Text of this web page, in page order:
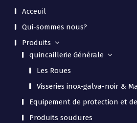
Acceuil
Qui-sommes nous?
Produits
quincaillerie Générale
Les Roues
Visseries inox-galva-noir &
Equipement de protection et
Produits soudures